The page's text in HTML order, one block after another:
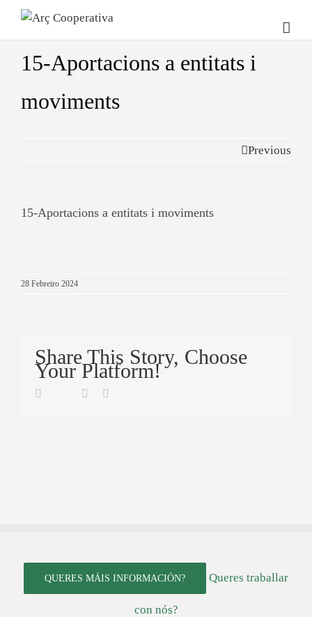
15-Aportacions a entitats i
moviments
Previous
15-Aportacions a entitats i moviments
28 Febreiro 2024
Share This Story, Choose
Your Platform!
Facebook
TwitterLinkedin
QUERES MÁIS INFORMACIÓN? Queres traballar
con nós?